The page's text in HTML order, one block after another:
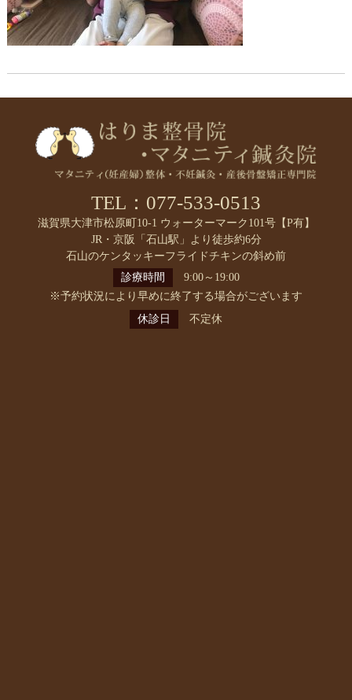
TEL：077-533-0513
滋賀県大津市松原町10-1 ウォーターマーク101号【P有】
JR・京阪「石山駅」より徒歩約6分
石山のケンタッキーフライドチキンの斜め前
診療時間
9:00～19:00
※予約状況により早めに終了する場合がございます
休診日
不定休